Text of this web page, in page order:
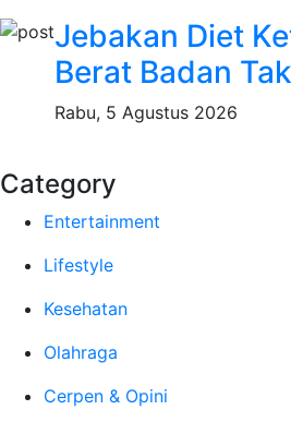
Jebakan Diet
Berat Badan
Rabu, 5 Agustus 2026
Category
Entertainment
Lifestyle
Kesehatan
Olahraga
Cerpen & Opini